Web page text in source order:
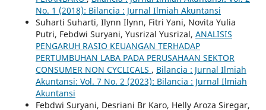
No. 1 (2018): Bilancia : Jurnal Ilmiah Akuntansi
Suharti Suharti, Ilynn Ilynn, Fitri Yani, Novita Yulia
Putri, Febdwi Suryani, Yusrizal Yusrizal, ANALISIS
PENGARUH RASIO KEUANGAN TERHADAP
PERTUMBUHAN LABA PADA PERUSAHAAN SEKTOR
CONSUMER NON CYCLICALS , Bilancia : Jurnal Ilmiah
Akuntansi: Vol. 7 No. 2 (2023): Bilancia : Jurnal Ilmiah
Akuntansi
Febdwi Suryani, Desriani Br Karo, Helly Aroza Siregar,